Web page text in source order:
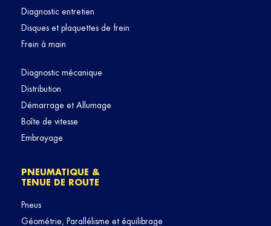
Diagnostic entretien
Disques et plaquettes de frein
Frein à main
Diagnostic mécanique
Distribution
Démarrage et Allumage
Boîte de vitesse
Embrayage
PNEUMATIQUE &
TENUE DE ROUTE
Pneus
Géométrie, Parallélisme et équilibrage